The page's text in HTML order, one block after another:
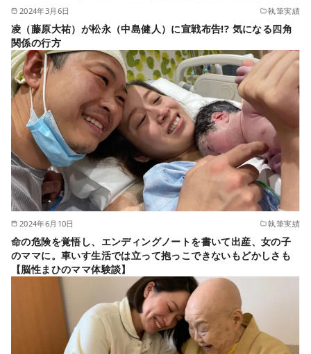
2024年3月6日 執筆実績
凌（藤原大祐）が松永（中島健人）に宣戦布告!? 気になる四角
関係の行方
2024年6月10日 執筆実績
命の危険を覚悟し、エンディングノートを書いて出産、女の子
のママに。車いす生活では立って抱っこできないもどかしさも
【脳性まひのママ体験談】